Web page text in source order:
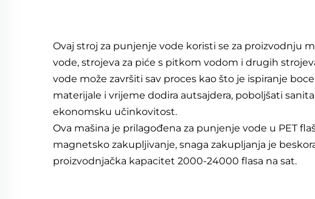
Ovaj stroj za punjenje vode koristi se za proizvodnju
vode, strojeva za piće s pitkom vodom i drugih
vode može završiti sav proces kao što je ispiranje
materijale i vrijeme dodira autsajdera, poboljšati
ekonomsku učinkovitost.
Ova mašina je prilagođena za punjenje vode u PET
magnetsko zakupljivanje, snaga zakupljanja je
proizvodnjačka kapacitet 2000-24000 flasa na sat.